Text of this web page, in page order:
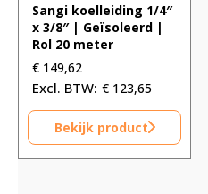
Sangi koelleiding 1/4″
x 3/8″ | Geïsoleerd |
Rol 20 meter
€ 149,62
€ 123,65
Bekijk product